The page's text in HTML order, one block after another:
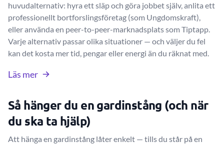
huvudalternativ: hyra ett släp och göra jobbet själv, anlita ett
professionellt bortforslingsföretag (som Ungdomskraft),
eller använda en peer-to-peer-marknadsplats som Tiptapp.
Varje alternativ passar olika situationer — och väljer du fel
kan det kosta mer tid, pengar eller energi än du räknat med.
Läs mer
Så hänger du en gardinstång (och när
du ska ta hjälp)
Att hänga en gardinstång låter enkelt — tills du står på en